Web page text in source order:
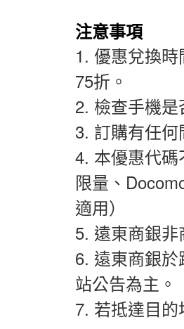
注意事項
1. 優惠兌換時
75折。
2. 檢查手機
3. 訂購有任
4. 本優惠代碼
限量、
適用）
5. 遠東商銀
6. 遠東商銀
站公告為主。
7. 若抵達目